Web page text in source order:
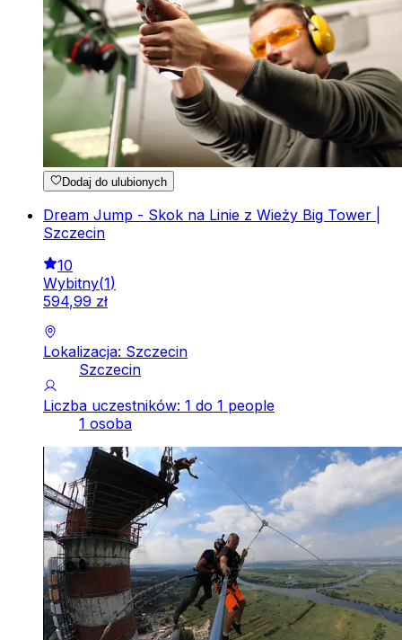
Dodaj do ulubionych
Dream Jump - Skok na Linie z Wieży Big Tower |
Szczecin
10
Wybitny(1)
594,99 zł
Lokalizacja: Szczecin
Szczecin
Liczba uczestników: 1 do 1 people
1 osoba